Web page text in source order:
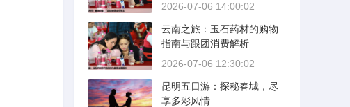
2026-07-06 14:00:02
云南之旅：玉石药材的购物
指南与跟团消费解析
2026-07-06 12:30:02
昆明五日游：探秘春城，尽
享多彩风情